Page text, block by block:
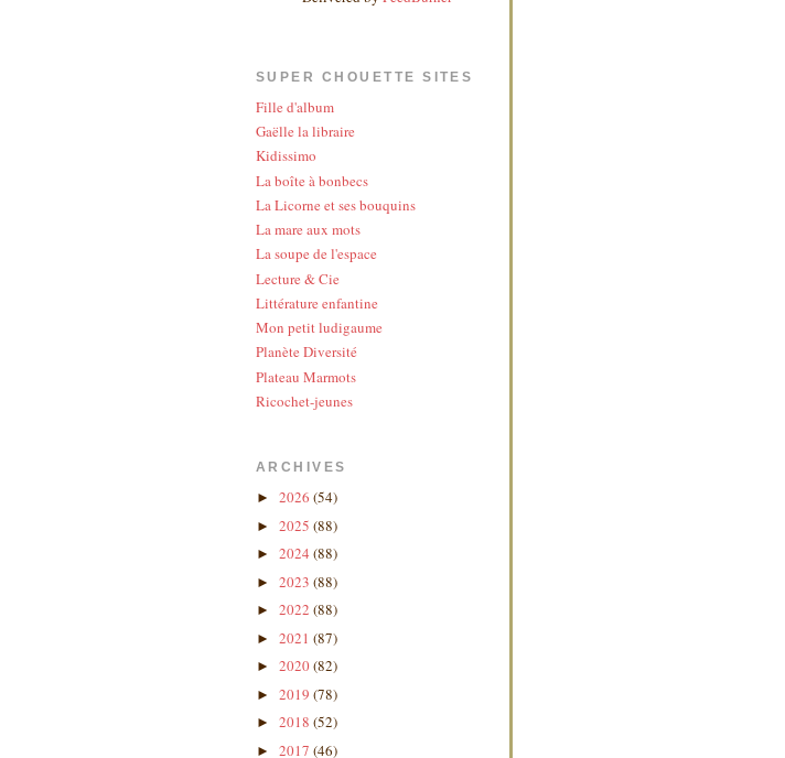
SUPER CHOUETTE SITES
Fille d'album
Gaëlle la libraire
Kidissimo
La boîte à bonbecs
La Licorne et ses bouquins
La mare aux mots
La soupe de l'espace
Lecture & Cie
Littérature enfantine
Mon petit ludigaume
Planète Diversité
Plateau Marmots
Ricochet-jeunes
ARCHIVES
► 2026 (54)
► 2025 (88)
► 2024 (88)
► 2023 (88)
► 2022 (88)
► 2021 (87)
► 2020(82)
► 2019 (78)
► 2018 (52)
► 2017 (46)